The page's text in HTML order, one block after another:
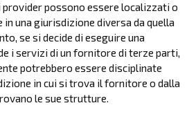
provider possono essere localizzati o
una giurisdizione diversa da quella
se si decide di eseguire una
i servizi di un fornitore di terze parti,
potrebbero essere disciplinate
in cui si trova il fornitore o dalla
le sue strutture.